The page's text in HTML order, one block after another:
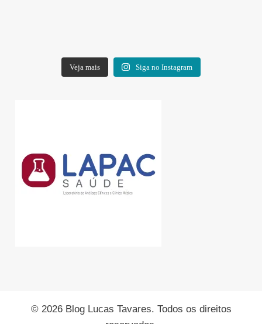
Veja mais Siga no Instagram
© 2026 Blog Lucas Tavares. Todos os direitos